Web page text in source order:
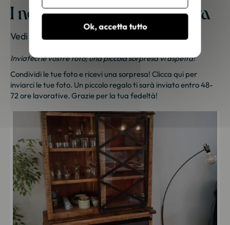
I nostri mobili a casa vostra
Vedi le foto dei nostri clienti
Inviateci le vostre foto; una piccola sorpresa vi aspetta!
Condividi le tue foto e ricevi una sorpresa! Clicca qui per
inviarci le tue foto. Un piccolo regalo ti sarà inviato entro 48-
72 ore lavorative. Grazie per la tua fedeltà!
Ok, accetta tutto